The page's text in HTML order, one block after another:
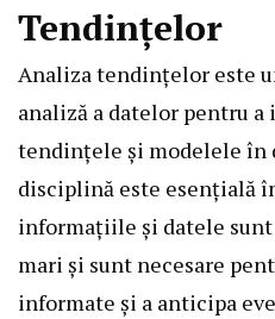
Tendințelor
Analiza tendințelor este
analiză a datelor pentru
tendințele și modelele în
disciplină este esențială
informațiile și datele
mari și sunt necesare
informate și a anticipa